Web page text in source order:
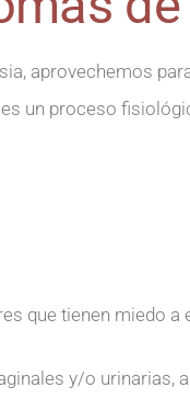
aprovechemos
un proceso
que tienen miedo
y/o urinarias,